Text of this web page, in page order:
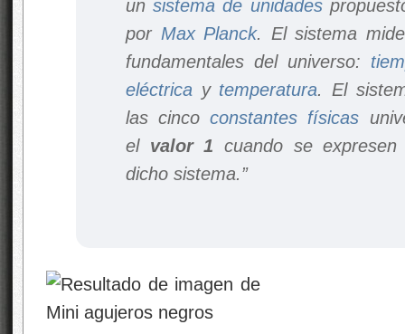
unsistema de unidades
por Max Planck. El sistema
fundamentales del universo:
eléctrica y temperatura. El
las cincoconstantes físicas
el valor 1 cuando se
dicho sistema.”